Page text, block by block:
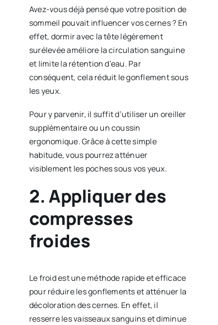
Avez-vous déjà pensé que votre position de
sommeil pouvait influencer vos cernes ? En
effet, dormir avec la tête légèrement
surélevée améliore la circulation sanguine
et limite la rétention d’eau. Par
conséquent, cela réduit le gonflement sous
les yeux.
Pour y parvenir, il suffit d’utiliser un oreiller
supplémentaire ou un coussin
ergonomique. Grâce à cette simple
habitude, vous pourrez atténuer
visiblement les poches sous vos yeux.
2. Appliquer des
compresses
froides
Le froid est une méthode rapide et efficace
pour réduire les gonflements et atténuer la
décoloration des cernes. En effet, il
resserre les vaisseaux sanguins et diminue